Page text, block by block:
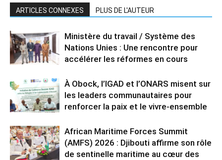
ARTICLES CONNEXES PLUS DE L'AUTEUR
Ministère du travail / Système des
Nations Unies : Une rencontre pour
accélérer les réformes en cours
À Obock, l’IGAD et l’ONARS misent sur
les leaders communautaires pour
renforcer la paix et le vivre-ensemble
African Maritime Forces Summit
(AMFS) 2026 : Djibouti affirme son rôle
de sentinelle maritime au cœur des